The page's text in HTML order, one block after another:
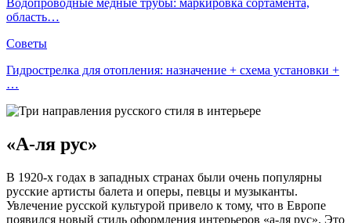
Водопроводные медные трубы: маркировка сортамента,
область…
Советы
Гидрострелка для отопления: назначение + схема установки +
…
«А-ля рус»
В 1920-х годах в западных странах были очень популярны
русские артисты балета и оперы, певцы и музыканты.
Увлечение русской культурой привело к тому, что в Европе
появился новый стиль оформления интерьеров «а-ля рус». Это